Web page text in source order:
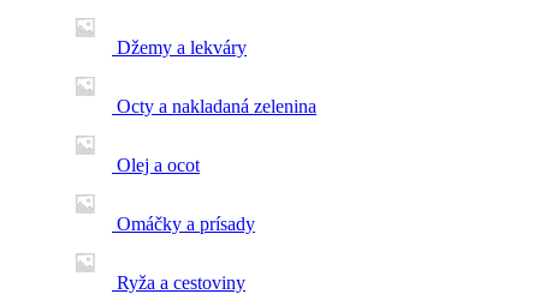
Džemy a lekváry
Octy a nakladaná zelenina
Olej a ocot
Omáčky a prísady
Ryža a cestoviny